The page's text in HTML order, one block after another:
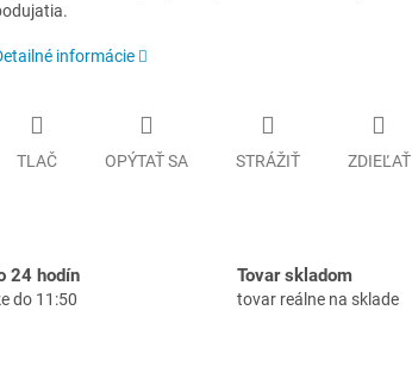
informácie
TLAČ OPÝTAŤ SA STRÁŽIŤ ZDIEĽAŤ
24 hodín
do 11:50
Tovar skladom
tovar reálne na sklade